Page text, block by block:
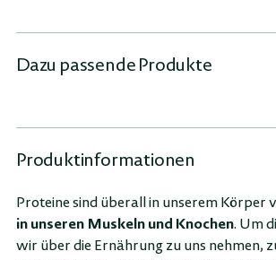
Warenkorb
legen
Dazu passende Produkte
Produktinformationen
Proteine sind überall in unserem Körper
in unseren Muskeln und Knochen. Um
wir über die Ernährung zu uns nehmen,